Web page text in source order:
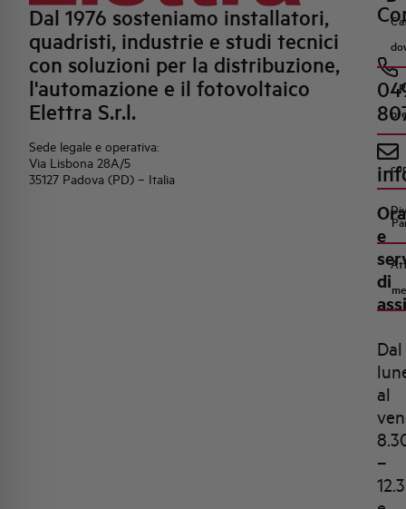
Dal 1976 sosteniamo installatori,
quadristi, industrie e studi tecnici
con soluzioni per la distribuzione,
l'automazione e il fotovoltaico
Elettra S.r.l.
Sede legale e operativa:
Via Lisbona 28A/5
35127 Padova (PD) – Italia
e
di
Dal
al
–